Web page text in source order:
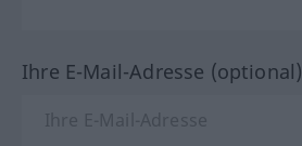
Ihre E-Mail-Adresse (optional)